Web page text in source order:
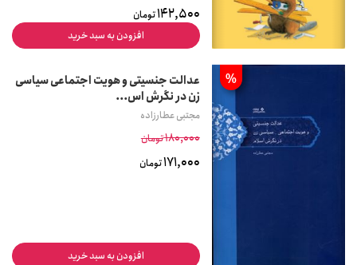
142,500تومان
افزودن به سبد خرید
%
عدالت جنسیتی و هویت اجتماعی سیاسی
زن در نگرش اس...
مجتبی عطارزاده
180,000تومان
171,000تومان
افزودن به سبد خرید